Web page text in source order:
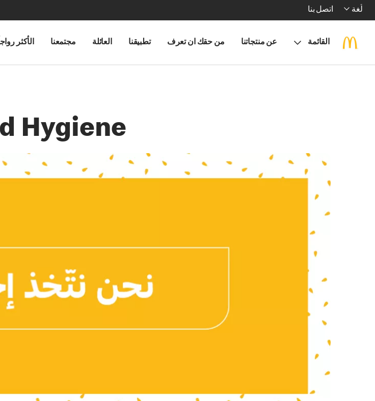
لُغة اتصل بنا
القائمة عن منتجاتنا من حقك ان تعرف تطبيقنا العائلة مجتمعنا الأكثر
Hygiene